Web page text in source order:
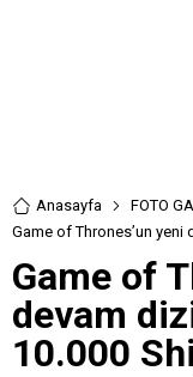
Anasayfa
FOTO
Game of Thrones’un
Game of
devam
10.000